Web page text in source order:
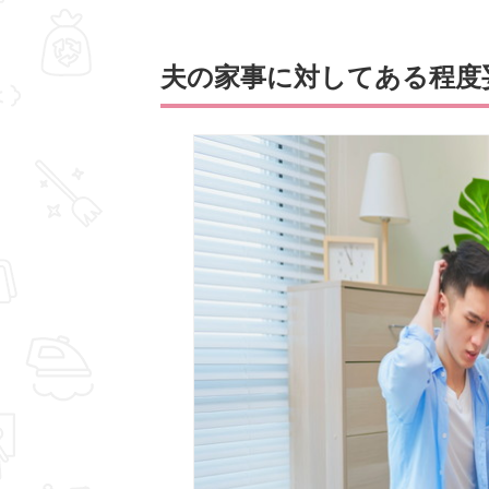
夫の家事に対してある程